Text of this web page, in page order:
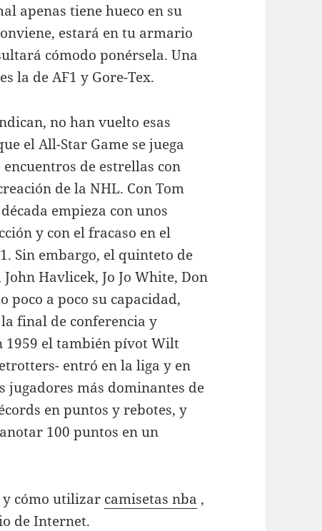
apenas tiene hueco en su
estará en tu armario
cómodo ponérsela. Una
la de AF1 y Gore-Tex.
no han vuelto esas
el All-Star Game se juega
de estrellas con
de la NHL. Con Tom
empieza con unos
y con el fracaso en el
Sin embargo, el quinteto de
Havlicek, Jo Jo White, Don
poco a poco su capacidad,
final de conferencia y
1959 el también pívot Wilt
entró en la liga y en
jugadores más dominantes de
en puntos y rebotes, y
100 puntos en un
y cómo utilizar camisetas nba ,
de Internet.